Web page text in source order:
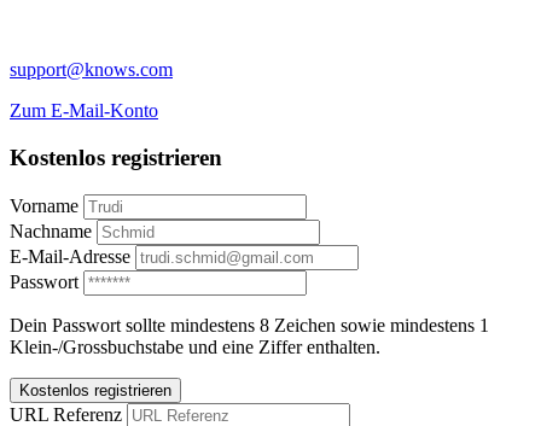
support@knows.com
Zum E-Mail-Konto
Kostenlos registrieren
Vorname
Nachname
E-Mail-Adresse
Passwort
Dein Passwort sollte mindestens 8 Zeichen sowie mindestens 1
Klein-/Grossbuchstabe und eine Ziffer enthalten.
Kostenlos registrieren
URL Referenz